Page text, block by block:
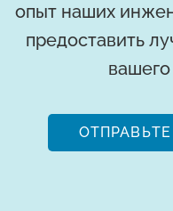
опыт наших
предоставить